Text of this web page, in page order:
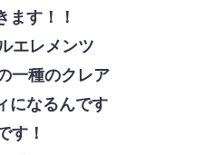
す！！
エレメンツ
一種のクレア
になるんです
す！